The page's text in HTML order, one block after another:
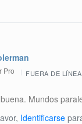
Pro FUERA DE LÍNEA
Mundos
Identificarse